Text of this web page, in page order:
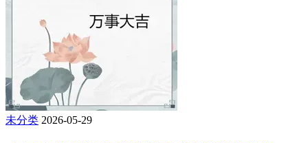
未分类 2026-05-29